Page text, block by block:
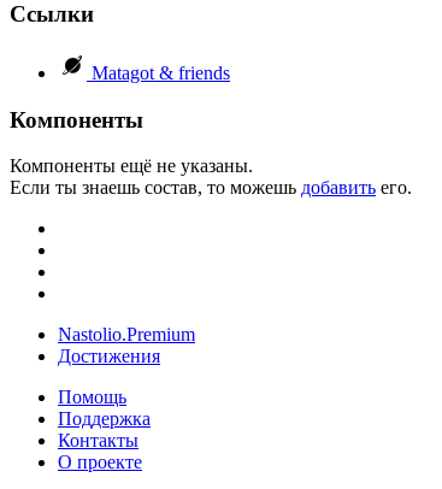
Ссылки
Matagot & friends
Компоненты
Компоненты ещё не указаны.
Если ты знаешь состав, то можешь добавить его.
Nastolio.Premium
Достижения
Помощь
Поддержка
Контакты
О проекте